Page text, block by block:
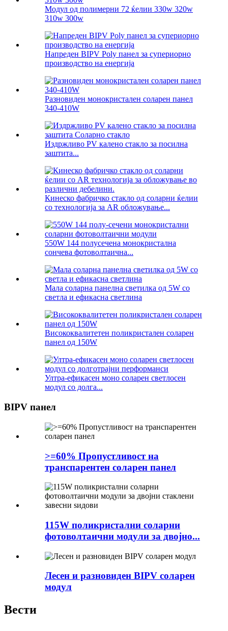
Модул од полимерни 72 ќелии 330w 320w
310w 300w
Напреден BIPV Poly панел за супериорно
производство на енергија
Разновиден монокристален соларен панел
340-410W
Издржливо PV калено стакло за посилна
заштита...
Кинеско фабричко стакло од соларни ќелии
со технологија за AR обложување...
550W 144 полусечена монокристална
сончева фотоволтаична...
Мала соларна панелна светилка од 5W со
светла и ефикасна светлина
Висококвалитетен поликристален соларен
панел од 150W
Ултра-ефикасен моно соларен светлосен
модул со долга...
BIPV панел
>=60% Пропустливост на
транспарентен соларен панел
115W поликристални соларни
фотоволтаични модули за двојно...
Лесен и разновиден BIPV соларен
модул
Вести